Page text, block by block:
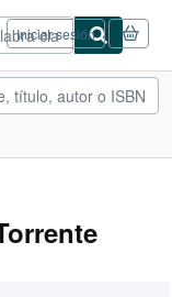
Iniciar sesión